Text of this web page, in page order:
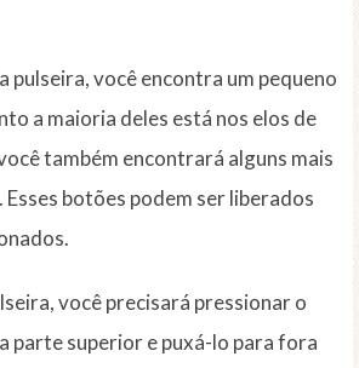
pulseira, você encontra um pequeno
a maioria deles está nos elos de
também encontrará alguns mais
botões podem ser liberados
você precisará pressionar o
parte superior e puxá-lo para fora